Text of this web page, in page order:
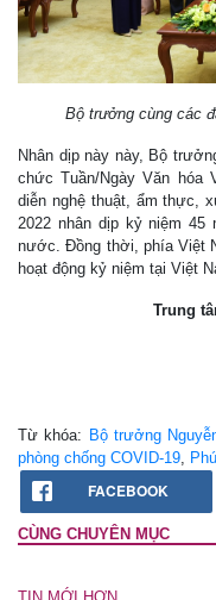
Bộ trưởng cùng các
Nhân dịp này này, Bộ
chức Tuần/Ngày Văn hóa
diễn nghệ thuật, ẩm thực,
2022 nhân dịp kỷ niệm 45
nước. Đồng thời, phía Việt
hoạt động kỷ niệm tại Việt
Trung
Từ khóa: Bộ trưởng
phòng chống COVID-19,
FACEBOOK
CÙNG CHUYÊN MỤC